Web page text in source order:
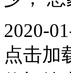
2020-
点击加